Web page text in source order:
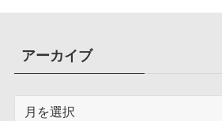
アーカイブ